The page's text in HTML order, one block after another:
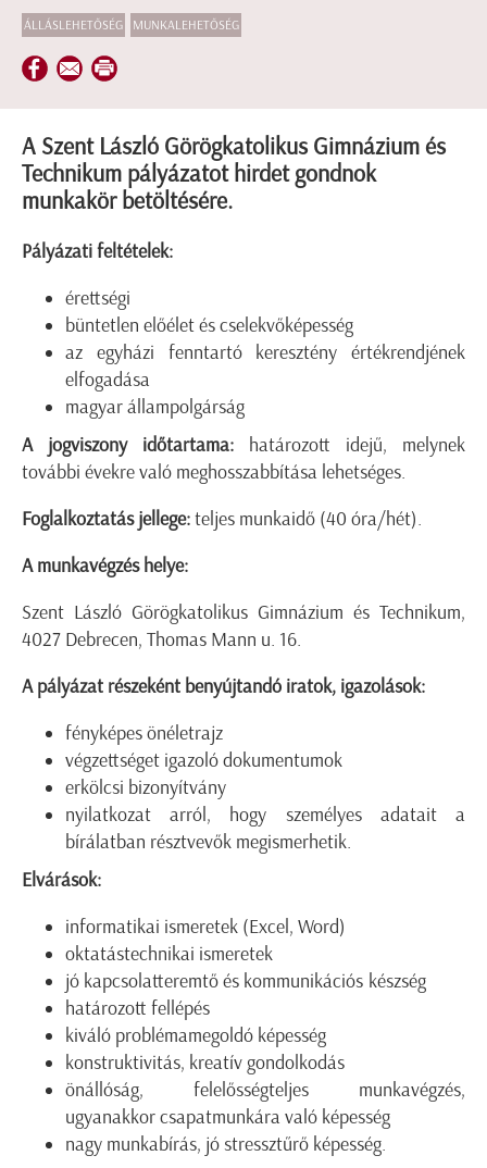
ÁLLÁSLEHETŐSÉG MUNKALEHETŐSÉG
A Szent László Görögkatolikus Gimnázium és
Technikum pályázatot hirdet gondnok
munkakör betöltésére.
Pályázati feltételek:
érettségi
büntetlen előélet és cselekvőképesség
az egyházi fenntartó keresztény értékrendjének
elfogadása
magyar állampolgárság
A jogviszony időtartama: határozott idejű, melynek
további évekre való meghosszabbítása lehetséges.
Foglalkoztatás jellege:teljes munkaidő (40 óra/hét).
A munkavégzés helye:
Szent László Görögkatolikus Gimnázium és Technikum,
4027 Debrecen, Thomas Mann u. 16.
A pályázat részeként benyújtandó iratok, igazolások:
fényképes önéletrajz
végzettséget igazoló dokumentumok
erkölcsi bizonyítvány
nyilatkozat arról, hogy személyes adatait a
bírálatban résztvevők megismerhetik.
Elvárások:
informatikai ismeretek (Excel, Word)
oktatástechnikai ismeretek
jó kapcsolatteremtő és kommunikációs készség
határozott fellépés
kiváló problémamegoldó képesség
konstruktivitás, kreatív gondolkodás
önállóság, felelősségteljes munkavégzés,
ugyanakkor csapatmunkára való képesség
nagy munkabírás, jó stressztűrő képesség.